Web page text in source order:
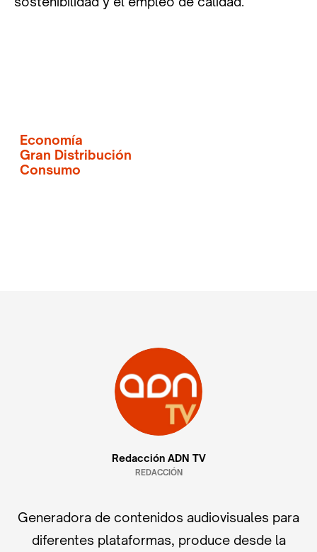
Economía
Gran Distribución
Consumo
Redacción ADN TV
REDACCIÓN
Generadora de contenidos audiovisuales para
diferentes plataformas, produce desde la